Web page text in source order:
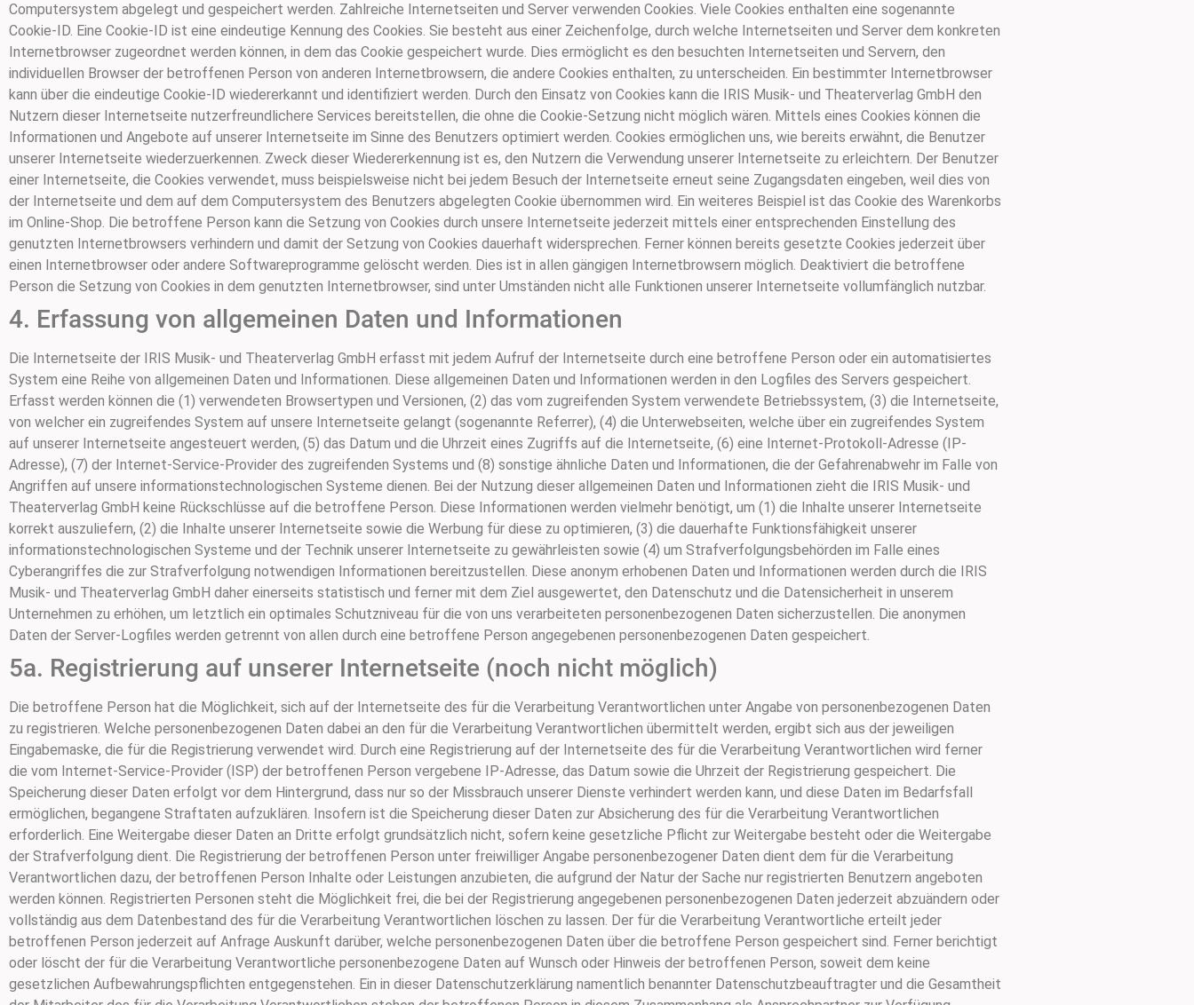
Computersystem abgelegt und gespeichert werden. Zahlreiche Internetseiten und Server verwenden Cookies. Viele Cookies enthalten eine sogenannte
Cookie-ID. Eine Cookie-ID ist eine eindeutige Kennung des Cookies. Sie besteht aus einer Zeichenfolge, durch welche Internetseiten und Server dem konkreten
Internetbrowser zugeordnet werden können, in dem das Cookie gespeichert wurde. Dies ermöglicht es den besuchten Internetseiten und Servern, den
individuellen Browser der betroffenen Person von anderen Internetbrowsern, die andere Cookies enthalten, zu unterscheiden. Ein bestimmter Internetbrowser
kann über die eindeutige Cookie-ID wiedererkannt und identifiziert werden. Durch den Einsatz von Cookies kann die IRIS Musik- und Theaterverlag GmbH den
Nutzern dieser Internetseite nutzerfreundlichere Services bereitstellen, die ohne die Cookie-Setzung nicht möglich wären. Mittels eines Cookies können die
Informationen und Angebote auf unserer Internetseite im Sinne des Benutzers optimiert werden. Cookies ermöglichen uns, wie bereits erwähnt, die Benutzer
unserer Internetseite wiederzuerkennen. Zweck dieser Wiedererkennung ist es, den Nutzern die Verwendung unserer Internetseite zu erleichtern. Der Benutzer
einer Internetseite, die Cookies verwendet, muss beispielsweise nicht bei jedem Besuch der Internetseite erneut seine Zugangsdaten eingeben, weil dies von
der Internetseite und dem auf dem Computersystem des Benutzers abgelegten Cookie übernommen wird. Ein weiteres Beispiel ist das Cookie des Warenkorbs
im Online-Shop. Die betroffene Person kann die Setzung von Cookies durch unsere Internetseite jederzeit mittels einer entsprechenden Einstellung des
genutzten Internetbrowsers verhindern und damit der Setzung von Cookies dauerhaft widersprechen. Ferner können bereits gesetzte Cookies jederzeit über
einen Internetbrowser oder andere Softwareprogramme gelöscht werden. Dies ist in allen gängigen Internetbrowsern möglich. Deaktiviert die betroffene
Person die Setzung von Cookies in dem genutzten Internetbrowser, sind unter Umständen nicht alle Funktionen unserer Internetseite vollumfänglich nutzbar.
4. Erfassung von allgemeinen Daten und Informationen
Die Internetseite der IRIS Musik- und Theaterverlag GmbH erfasst mit jedem Aufruf der Internetseite durch eine betroffene Person oder ein automatisiertes
System eine Reihe von allgemeinen Daten und Informationen. Diese allgemeinen Daten und Informationen werden in den Logfiles des Servers gespeichert.
Erfasst werden können die (1) verwendeten Browsertypen und Versionen, (2) das vom zugreifenden System verwendete Betriebssystem, (3) die Internetseite,
von welcher ein zugreifendes System auf unsere Internetseite gelangt (sogenannte Referrer), (4) die Unterwebseiten, welche über ein zugreifendes System
auf unserer Internetseite angesteuert werden, (5) das Datum und die Uhrzeit eines Zugriffs auf die Internetseite, (6) eine Internet-Protokoll-Adresse (IP-
Adresse), (7) der Internet-Service-Provider des zugreifenden Systems und (8) sonstige ähnliche Daten und Informationen, die der Gefahrenabwehr im Falle von
Angriffen auf unsere informationstechnologischen Systeme dienen. Bei der Nutzung dieser allgemeinen Daten und Informationen zieht die IRIS Musik- und
Theaterverlag GmbH keine Rückschlüsse auf die betroffene Person. Diese Informationen werden vielmehr benötigt, um (1) die Inhalte unserer Internetseite
korrekt auszuliefern, (2) die Inhalte unserer Internetseite sowie die Werbung für diese zu optimieren, (3) die dauerhafte Funktionsfähigkeit unserer
informationstechnologischen Systeme und der Technik unserer Internetseite zu gewährleisten sowie (4) um Strafverfolgungsbehörden im Falle eines
Cyberangriffes die zur Strafverfolgung notwendigen Informationen bereitzustellen. Diese anonym erhobenen Daten und Informationen werden durch die IRIS
Musik- und Theaterverlag GmbH daher einerseits statistisch und ferner mit dem Ziel ausgewertet, den Datenschutz und die Datensicherheit in unserem
Unternehmen zu erhöhen, um letztlich ein optimales Schutzniveau für die von uns verarbeiteten personenbezogenen Daten sicherzustellen. Die anonymen
Daten der Server-Logfiles werden getrennt von allen durch eine betroffene Person angegebenen personenbezogenen Daten gespeichert.
5a. Registrierung auf unserer Internetseite (noch nicht möglich)
Die betroffene Person hat die Möglichkeit, sich auf der Internetseite des für die Verarbeitung Verantwortlichen unter Angabe von personenbezogenen Daten
zu registrieren. Welche personenbezogenen Daten dabei an den für die Verarbeitung Verantwortlichen übermittelt werden, ergibt sich aus der jeweiligen
Eingabemaske, die für die Registrierung verwendet wird. Durch eine Registrierung auf der Internetseite des für die Verarbeitung Verantwortlichen wird ferner
die vom Internet-Service-Provider (ISP) der betroffenen Person vergebene IP-Adresse, das Datum sowie die Uhrzeit der Registrierung gespeichert. Die
Speicherung dieser Daten erfolgt vor dem Hintergrund, dass nur so der Missbrauch unserer Dienste verhindert werden kann, und diese Daten im Bedarfsfall
ermöglichen, begangene Straftaten aufzuklären. Insofern ist die Speicherung dieser Daten zur Absicherung des für die Verarbeitung Verantwortlichen
erforderlich. Eine Weitergabe dieser Daten an Dritte erfolgt grundsätzlich nicht, sofern keine gesetzliche Pflicht zur Weitergabe besteht oder die Weitergabe
der Strafverfolgung dient. Die Registrierung der betroffenen Person unter freiwilliger Angabe personenbezogener Daten dient dem für die Verarbeitung
Verantwortlichen dazu, der betroffenen Person Inhalte oder Leistungen anzubieten, die aufgrund der Natur der Sache nur registrierten Benutzern angeboten
werden können. Registrierten Personen steht die Möglichkeit frei, die bei der Registrierung angegebenen personenbezogenen Daten jederzeit abzuändern oder
vollständig aus dem Datenbestand des für die Verarbeitung Verantwortlichen löschen zu lassen. Der für die Verarbeitung Verantwortliche erteilt jeder
betroffenen Person jederzeit auf Anfrage Auskunft darüber, welche personenbezogenen Daten über die betroffene Person gespeichert sind. Ferner berichtigt
oder löscht der für die Verarbeitung Verantwortliche personenbezogene Daten auf Wunsch oder Hinweis der betroffenen Person, soweit dem keine
gesetzlichen Aufbewahrungspflichten entgegenstehen. Ein in dieser Datenschutzerklärung namentlich benannter Datenschutzbeauftragter und die Gesamtheit